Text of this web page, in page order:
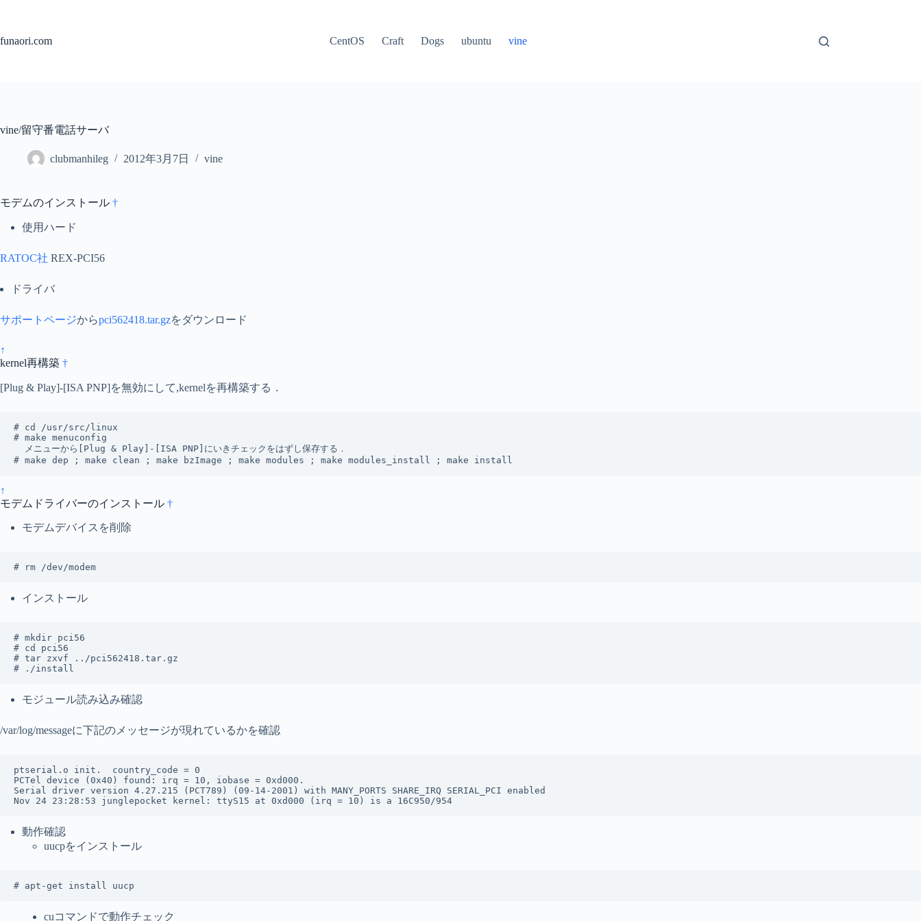
テ
プ
funaori.com CentOS Craft Dogs ubuntu vine
vine/留守番電話サーバ
clubmanhileg 2012年3月7日 vine
モデムのインストール †
使用ハード
RATOC社 REX-PCI56
ドライバ
サポートページからpci562418.tar.gzをダウンロード
↑
kernel再構築 †
[Plug & Play]-[ISA PNP]を無効にして,kernelを再構築する．
# cd /usr/src/linux
# make menuconfig
  メニューから[Plug & Play]-[ISA PNP]にいきチェックをはずし保存する．
# make dep ; make clean ; make bzImage ; make modules ; make modules_install ; make install
↑
モデムドライバーのインストール †
モデムデバイスを削除
# rm /dev/modem
インストール
# mkdir pci56
# cd pci56
# tar zxvf ../pci562418.tar.gz
# ./install
モジュール読み込み確認
/var/log/messageに下記のメッセージが現れているかを確認
ptserial.o init.  country_code = 0
PCTel device (0x40) found: irq = 10, iobase = 0xd000.
Serial driver version 4.27.215 (PCT789) (09-14-2001) with MANY_PORTS SHARE_IRQ SERIAL_PCI enabled
Nov 24 23:28:53 junglepocket kernel: ttyS15 at 0xd000 (irq = 10) is a 16C950/954
動作確認
uucpをインストール
# apt-get install uucp
cuコマンドで動作チェック